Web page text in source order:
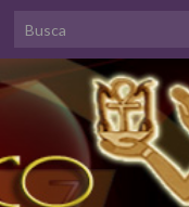
Search for: